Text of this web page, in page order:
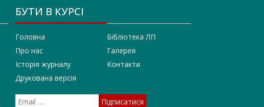
БУТИ В КУРСІ
Головна
Про нас
Історія журналу
Друкована версія
Бібліотека ЛП
Галерея
Контакти